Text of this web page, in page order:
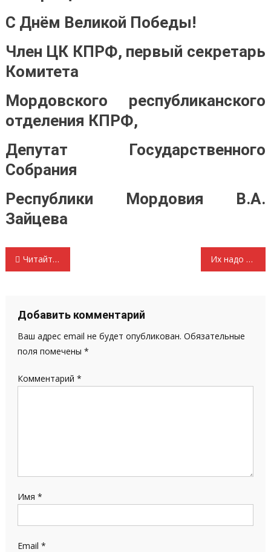
С Днём Великой Победы!
Член ЦК КПРФ, первый секретарь
Комитета
Мордовского республиканского
отделения КПРФ,
Депутат Государственного
Собрания
Республики Мордовия В.А.
Зайцева
Навигация
записям
Читайте товарища Сталина! И. Долгаев Их надо знать, помнить и чтить
Добавить комментарий
Ваш адрес email не будет опубликован. Обязательные
поля помечены *
Комментарий *
Имя *
Email *